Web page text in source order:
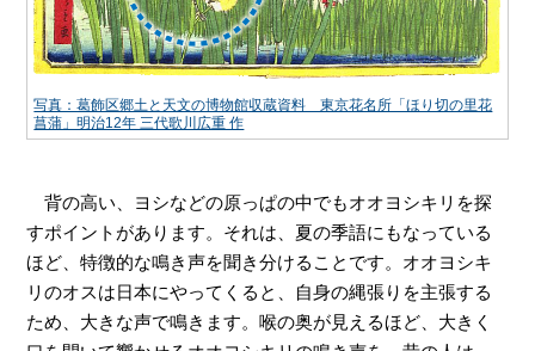
写真：葛飾区郷土と天文の博物館収蔵資料 東京花名所「ほり切の里花
菖蒲」明治12年 三代歌川広重 作
背の高い、ヨシなどの原っぱの中でもオオヨシキリを探
すポイントがあります。それは、夏の季語にもなっている
ほど、特徴的な鳴き声を聞き分けることです。オオヨシキ
リのオスは日本にやってくると、自身の縄張りを主張する
ため、大きな声で鳴きます。喉の奥が見えるほど、大きく